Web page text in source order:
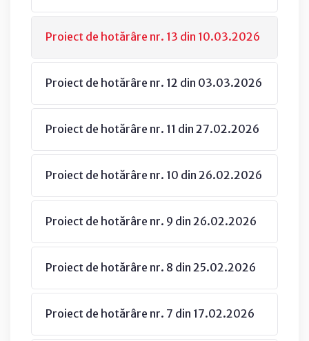
Proiect de hotărâre nr. 13 din 10.03.2026
Proiect de hotărâre nr. 12 din 03.03.2026
Proiect de hotărâre nr. 11 din 27.02.2026
Proiect de hotărâre nr. 10 din 26.02.2026
Proiect de hotărâre nr. 9 din 26.02.2026
Proiect de hotărâre nr. 8 din 25.02.2026
Proiect de hotărâre nr. 7 din 17.02.2026